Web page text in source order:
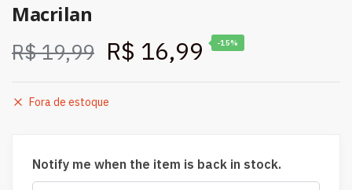
Macrilan
R$19,99 R$ 16,99 -15%
Fora de estoque
Notify me when the item is back in stock.